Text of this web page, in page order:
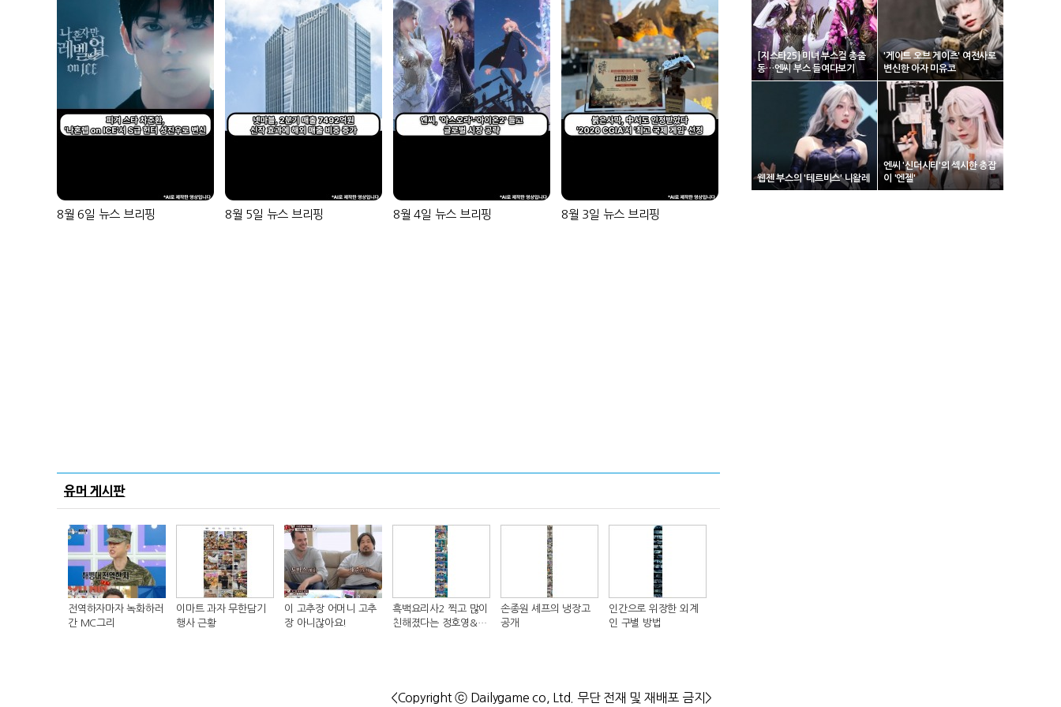
8월 6일 뉴스 브리핑 8월 5일 뉴스 브리핑 8월 4일 뉴스 브리핑 8월 3일 뉴스 브리핑
유머 게시판
전역하자마자 녹화하러
간 MC그리
이마트 과자 무한담기
행사 근황
이 고추장 어머니 고추
장 아니잖아요!
흑백요리사2 찍고 많이
친해졌다는 정호영&샘
손종원 셰프의 냉장고
공개
인간으로 위장한 외계
인 구별 방법
<Copyright ⓒ Dailygame co, Ltd. 무단 전재 및 재배포 금지>
[지스타25] 미녀 부스걸 총출
동…엔씨 부스 들여다보기
'게이트 오브 게이츠' 여전사로
변신한 아자 미유코
웹젠 부스의 '테르비스' 니왈레
엔씨 '신더시티'의 섹시한 총잡
이 '엔젤'